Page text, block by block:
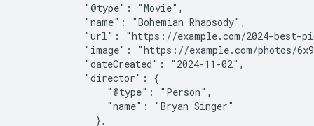
            "@type": "Movie",
            "name": "Bohemian Rhapsody",
"url": "https://example.com/2024-best-
"image": "https://example.com/photos/
            "dateCreated": "2024-11-02",
            "director": {
                "@type": "Person",
                "name": "Bryan Singer"
              },